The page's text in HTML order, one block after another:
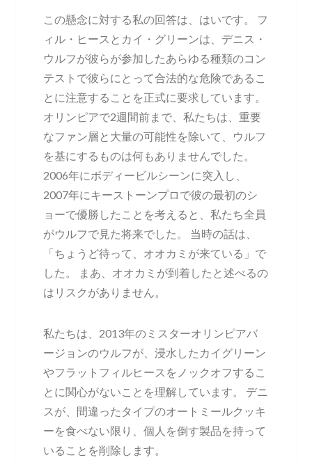
この懸念に対する私の回答は、はいです。 フ
ィル・ヒースとカイ・グリーンは、デニス・
ウルフが彼らが参加したあらゆる種類のコン
テストで彼らにとって合法的な危険であるこ
とに注意することを正式に要求しています。
オリンピアで2週間前まで、私たちは、重要
なファン層と大量の可能性を除いて、ウルフ
を基にするものは何もありませんでした。
2006年にボディービルシーンに突入し、
2007年にキーストーンプロで彼の最初のシ
ョーで優勝したことを考えると、私たち全員
がウルフで見た将来でした。 当時の話は、
「ちょうど待って、オオカミが来ている」で
した。 まあ、オオカミが到着したと述べるの
はリスクがありません。
私たちは、2013年のミスターオリンピアバ
ージョンのウルフが、浸水したカイグリーン
やフラットフィルヒースをノックオフするこ
とに関心がないことを理解しています。 デニ
スが、間違ったタイプのオートミールクッキ
ーを食べない限り、個人を倒す製品を持って
いることを削除します。